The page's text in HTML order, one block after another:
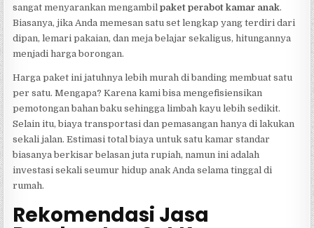
sangat menyarankan mengambilpaket perabot kamar anak.
Biasanya, jika Anda memesan satu set lengkap yang terdiri dari
dipan, lemari pakaian, dan meja belajar sekaligus, hitungannya
menjadi harga borongan.
Harga paket ini jatuhnya lebih murah di banding membuat satu
per satu. Mengapa? Karena kami bisa mengefisiensikan
pemotongan bahan baku sehingga limbah kayu lebih sedikit.
Selain itu, biaya transportasi dan pemasangan hanya di lakukan
sekali jalan. Estimasi total biaya untuk satu kamar standar
biasanya berkisar belasan juta rupiah, namun ini adalah
investasi sekali seumur hidup anak Anda selama tinggal di
rumah.
Rekomendasi Jasa